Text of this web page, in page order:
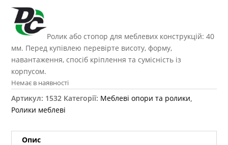
Ролик або стопор для меблевих конструкцій: 40
мм. Перед купівлею перевірте висоту, форму,
навантаження, спосіб кріплення та сумісність із
корпусом.
Немає в наявності
Артикул: 1532 Категорії: Меблеві опори та ролики
Ролики меблеві
Опис